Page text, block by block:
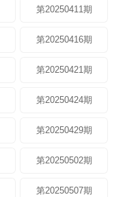
第20250411期
第20250416期
第20250421期
第20250424期
第20250429期
第20250502期
第20250507期